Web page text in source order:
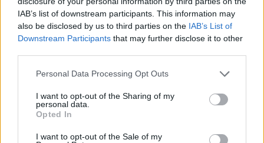
IAB’s list of downstream participants. This information may
also be disclosed by us to third parties on the IAB’s List of
Downstream Participants that may further disclose it to other
Please note that this website/app uses one or more Google
not limited to your visit or usage behaviour. You may click to
grant or deny consent to Google and its third-party tags to
use your data for below specified purposes in below Google
consent section.
Personal Data Processing Opt Outs
I want to opt-out of the Sharing of my
personal data.
Opted In
I want to opt-out of the Sale of my
Facebook Twitter Pinterest
MAGÁNYOSNAK LENNI NEM
GYENGESÉG, CSAK EGY
ÁLLAPOT
3+1 KREATÍV GYAKORLAT,